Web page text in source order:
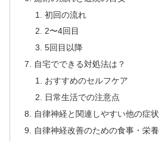
初回の流れ
2〜4回目
5回目以降
自宅でできる対処法は？
おすすめのセルフケア
日常生活での注意点
自律神経と関連しやすい他の症状
自律神経改善のための食事・栄養